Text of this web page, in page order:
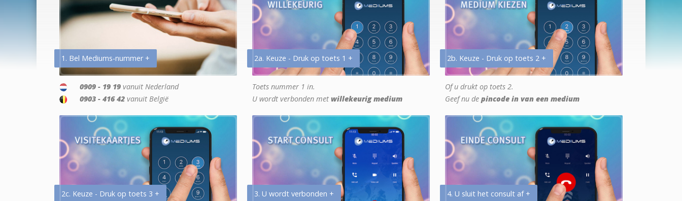
1. Bel Mediums-nummer +
0909 - 19 19 vanuit Nederland
0903 - 416 42 vanuit België
2a. Keuze - Druk op toets 1 +
Toets nummer 1 in.
U wordt verbonden met willekeurig medium
2b. Keuze - Druk op toets 2 +
Of u drukt op toets 2.
Geef nu de pincode in van een medium
2c. Keuze - Druk op toets 3 + 3. U wordt verbonden + 4. U sluit het consult af +